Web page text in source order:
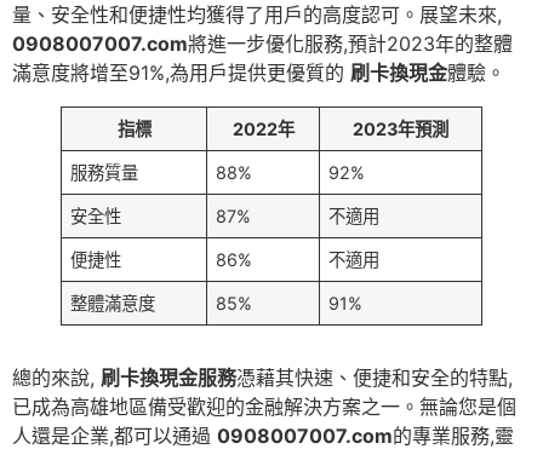
量、安全性和便捷性均獲得了用戶的高度認可。展望未來,
0908007007.com將進一步優化服務,預計2023年的整體
滿意度將增至91%,為用戶提供更優質的 刷卡換現金體驗。
指標 2022年 2023年預測
服務質量 88% 92%
安全性 87% 不適用
便捷性 86% 不適用
整體滿意度 85% 91%
總的來說, 刷卡換現金服務憑藉其快速、便捷和安全的特點,
已成為高雄地區備受歡迎的金融解決方案之一。無論您是個
人還是企業,都可以通過 0908007007.com的專業服務,靈